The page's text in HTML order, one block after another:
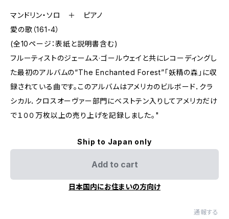
マンドリン・ソロ ＋ ピアノ
愛の歌（161-4）
(全10ページ：表紙と説明書含む)
フルーティストのジェームス·ゴールウェイと共にレコーディングし
た最初のアルバムの“The Enchanted Forest”「妖精の森」に収
録されている曲です。このアルバムはアメリカのビルボード．クラ
シカル．クロスオーヴァー部門にベストテン入りしてアメリカだけ
で１００万枚以上の売り上げを記録しました。"
Ship to Japan only
Add to cart
日本国内にお住まいの方向け
通報する